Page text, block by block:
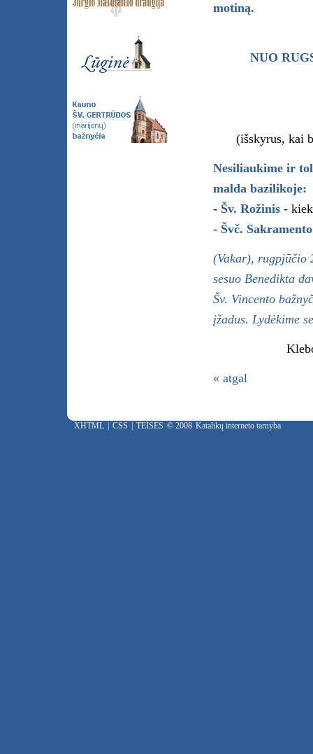
motiną.
NUO
(išskyrus, kai
Nesiliaukime ir
malda bazilikoje:
- Šv. Rožinis -
- Švč.
(Vakar), rugpjūčio
sesuo Benedikta
Šv. Vincento
įžadus. Lydėkime
« atgal
XHTML CSS TEISĖS © 2008 Katalikų interneto tarnyba